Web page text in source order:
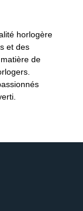
horlogère
et des
de